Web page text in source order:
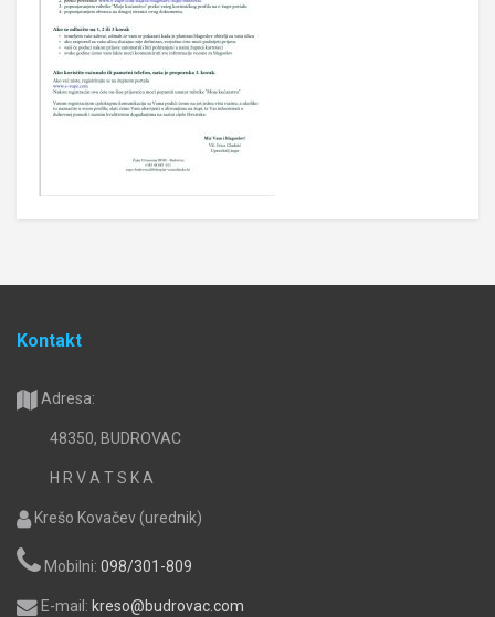
Kontakt
Adresa:
48350, BUDROVAC
H R V A T S K A
Krešo Kovačev (urednik)
Mobilni: 098/301-809
E-mail: kreso@budrovac.com